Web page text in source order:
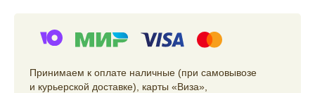
Принимаем к оплате наличные (при самовывозе
и курьерской доставке), карты «Виза»,